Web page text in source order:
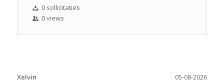
0 sollicitaties
0 views
05-08-2026
Xelvin